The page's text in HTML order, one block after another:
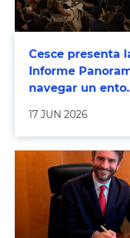
Cesce presenta
Informe
navegar un
17 JUN 2026